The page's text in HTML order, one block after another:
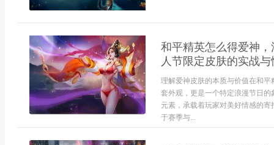
和平精英怎么得爱神
人节限定皮肤的实战
理解爱神皮肤的本质与价值在和
套外观，更是一个特定浪漫节日
元素，承载着玩家对美好情感的
于赛季与...